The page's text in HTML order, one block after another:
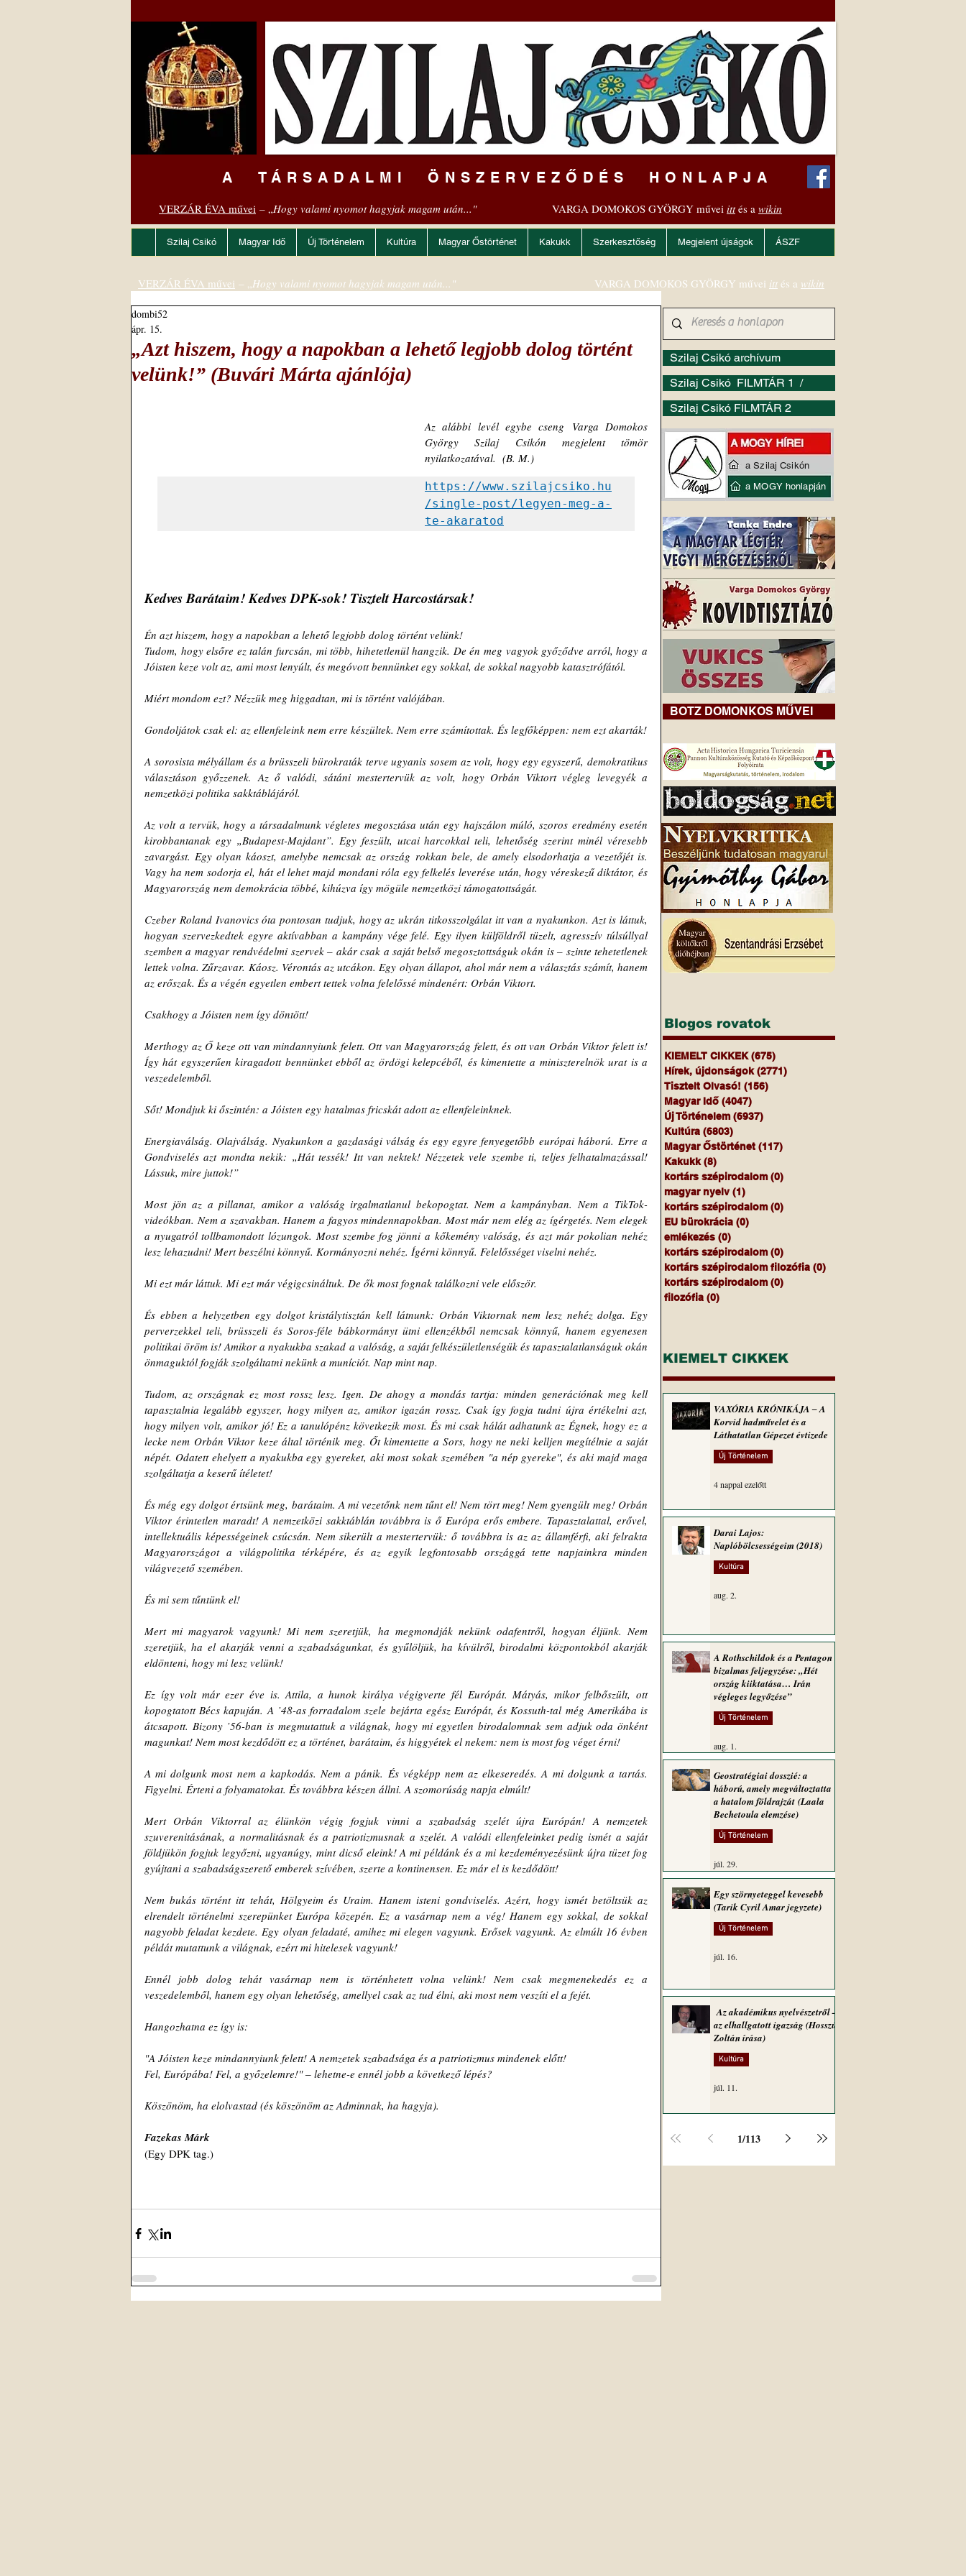
A TÁRSADALMI ÖNSZERVEZŐDÉS HONLAPJA
VERZÁR ÉVA művei – „Hogy valami nyomot hagyjak magam után..." VARGA DOMOKOS GYÖRGY művei ittés a wikin
Szilaj Csikó Magyar Idő Új Történelem Kultúra Magyar Őstörténet Kakukk Szerkesztőség Megjelent újságok ÁSZF
„Azt hiszem, hogy a napokban a lehető legjobb dolog történt
velünk!” (Buvári Márta ajánlója)
dombi52
ápr. 15.
Az alábbi levél egybe cseng Varga Domokos
György Szilaj Csikón megjelent tömör
nyilatkozatával.  (B. M.)
https://www.szilajcsiko.hu
/single-post/legyen-meg-a-
te-akaratod
Kedves Barátaim! Kedves DPK-sok! Tisztelt Harcostársak!
Én azt hiszem, hogy a napokban a lehető legjobb dolog történt velünk!
Tudom, hogy elsőre ez talán furcsán, mi több, hihetetlenül hangzik. De én meg vagyok győződve arról, hogy a
Jóisten keze volt az, ami most lenyúlt, és megóvott bennünket egy sokkal, de sokkal nagyobb katasztrófától.
Miért mondom ezt? Nézzük meg higgadtan, mi is történt valójában.
Gondoljátok csak el: az ellenfeleink nem erre készültek. Nem erre számítottak. És legfőképpen: nem ezt akarták!
A sorosista mélyállam és a brüsszeli bürokraták terve ugyanis sosem az volt, hogy egy egyszerű, demokratikus
választáson győzzenek. Az ő valódi, sátáni mestertervük az volt, hogy Orbán Viktort végleg levegyék a
nemzetközi politika sakktáblájáról.
Az volt a tervük, hogy a társadalmunk végletes megosztása után egy hajszálon múló, szoros eredmény esetén
kirobbantanak egy „Budapest-Majdant”. Egy feszült, utcai harcokkal teli, lehetőség szerint minél véresebb
zavargást. Egy olyan káoszt, amelybe nemcsak az ország rokkan bele, de amely elsodorhatja a vezetőjét is.
Vagy ha nem sodorja el, hát el lehet majd mondani róla egy felkelés leverése után, hogy véreskezű diktátor, és
Magyarország nem demokrácia többé, kihúzva így mögüle nemzetközi támogatottságát.
Czeber Roland Ivanovics óta pontosan tudjuk, hogy az ukrán titkosszolgálat itt van a nyakunkon. Azt is láttuk,
hogyan szervezkedtek egyre aktívabban a kampány vége felé. Egy ilyen külföldről tüzelt, agresszív túlsúllyal
szemben a magyar rendvédelmi szervek – akár csak a saját belső megosztottságuk okán is – szinte tehetetlenek
lettek volna. Zűrzavar. Káosz. Vérontás az utcákon. Egy olyan állapot, ahol már nem a választás számít, hanem
az erőszak. És a végén egyetlen embert tettek volna felelőssé mindenért: Orbán Viktort.
Csakhogy a Jóisten nem így döntött!
Merthogy az Ő keze ott van mindannyiunk felett. Ott van Magyarország felett, és ott van Orbán Viktor felett is!
Így hát egyszerűen kiragadott bennünket ebből az ördögi kelepcéből, és kimentette a miniszterelnök urat is a
veszedelemből.
Sőt! Mondjuk ki őszintén: a Jóisten egy hatalmas fricskát adott az ellenfeleinknek.
Energiaválság. Olajválság. Nyakunkon a gazdasági válság és egy egyre fenyegetőbb európai háború. Erre a
Gondviselés azt mondta nekik: „Hát tessék! Itt van nektek! Nézzetek vele szembe ti, teljes felhatalmazással!
Lássuk, mire juttok!”
Most jön az a pillanat, amikor a valóság irgalmatlanul bekopogtat. Nem a kampányban. Nem a TikTok-
videókban. Nem a szavakban. Hanem a fagyos mindennapokban. Most már nem elég az ígérgetés. Nem elegek
a nyugatról tollbamondott lózungok. Most szembe fog jönni a kőkemény valóság, és azt már pokolian nehéz
lesz lehazudni! Mert beszélni könnyű. Kormányozni nehéz. Ígérni könnyű. Felelősséget viselni nehéz.
Mi ezt már láttuk. Mi ezt már végigcsináltuk. De ők most fognak találkozni vele először.
És ebben a helyzetben egy dolgot kristálytisztán kell látnunk: Orbán Viktornak nem lesz nehéz dolga. Egy
perverzekkel teli, brüsszeli és Soros-féle bábkormányt ütni ellenzékből nemcsak könnyű, hanem egyenesen
politikai öröm is! Amikor a nyakukba szakad a valóság, a saját felkészületlenségük és tapasztalatlanságuk okán
önmaguktól fogják szolgáltatni nekünk a muníciót. Nap mint nap.
Tudom, az országnak ez most rossz lesz. Igen. De ahogy a mondás tartja: minden generációnak meg kell
tapasztalnia legalább egyszer, hogy milyen az, amikor igazán rossz. Csak így fogja tudni újra értékelni azt,
hogy milyen volt, amikor jó! Ez a tanulópénz következik most. És mi csak hálát adhatunk az Égnek, hogy ez a
lecke nem Orbán Viktor keze által történik meg. Őt kimentette a Sors, hogy ne neki kelljen megítélnie a saját
népét. Odatett ehelyett a nyakukba egy gyereket, aki most sokak szemében "a nép gyereke", és aki majd maga
szolgáltatja a keserű ítéletet!
És még egy dolgot értsünk meg, barátaim. A mi vezetőnk nem tűnt el! Nem tört meg! Nem gyengült meg! Orbán
Viktor érintetlen maradt! A nemzetközi sakktáblán továbbra is ő Európa erős embere. Tapasztalattal, erővel,
intellektuális képességeinek csúcsán. Nem sikerült a mestertervük: ő továbbra is az az államférfi, aki felrakta
Magyarországot a világpolitika térképére, és az egyik legfontosabb országgá tette napjainkra minden
világvezető szemében.
És mi sem tűntünk el!
Mert mi magyarok vagyunk! Mi nem szeretjük, ha megmondják nekünk odafentről, hogyan éljünk. Nem
szeretjük, ha el akarják venni a szabadságunkat, és gyűlöljük, ha kívülről, birodalmi központokból akarják
eldönteni, hogy mi lesz velünk!
Ez így volt már ezer éve is. Attila, a hunok királya végigverte fél Európát. Mátyás, mikor felbőszült, ott
kopogtatott Bécs kapuján. A ’48-as forradalom szele bejárta egész Európát, és Kossuth-tal még Amerikába is
átcsapott. Bizony ’56-ban is megmutattuk a világnak, hogy mi egyetlen birodalomnak sem adjuk oda önként
magunkat! Nem most kezdődött ez a történet, barátaim, és higgyétek el nekem: nem is most fog véget érni!
A mi dolgunk most nem a kapkodás. Nem a pánik. És végképp nem az elkeseredés. A mi dolgunk a tartás.
Figyelni. Érteni a folyamatokat. És továbbra készen állni. A szomorúság napja elmúlt!
Mert Orbán Viktorral az élünkön végig fogjuk vinni a szabadság szelét újra Európán! A nemzetek
szuverenitásának, a normalitásnak és a patriotizmusnak a szelét. A valódi ellenfeleinket pedig ismét a saját
földjükön fogjuk legyőzni, ugyanúgy, mint dicső eleink! A mi példánk és a mi kezdeményezésünk újra tüzet fog
gyújtani a szabadságszerető emberek szívében, szerte a kontinensen. Ez már el is kezdődött!
Nem bukás történt itt tehát, Hölgyeim és Uraim. Hanem isteni gondviselés. Azért, hogy ismét betöltsük az
elrendelt történelmi szerepünket Európa közepén. Ez a vasárnap nem a vég! Hanem egy sokkal, de sokkal
nagyobb feladat kezdete. Egy olyan feladaté, amihez mi elegen vagyunk. Erősek vagyunk. Az elmúlt 16 évben
példát mutattunk a világnak, ezért mi hitelesek vagyunk!
Ennél jobb dolog tehát vasárnap nem is történhetett volna velünk! Nem csak megmenekedés ez a
veszedelemből, hanem egy olyan lehetőség, amellyel csak az tud élni, aki most nem veszíti el a fejét.
Hangozhatna ez így is:
"A Jóisten keze mindannyiunk felett! A nemzetek szabadsága és a patriotizmus mindenek előtt!
Fel, Európába! Fel, a győzelemre!" ‒ lehetne-e ennél jobb a következő lépés?
Köszönöm, ha elolvastad (és köszönöm az Adminnak, ha hagyja).
Fazekas Márk
(Egy DPK tag.)
Szilaj Csikó archívum
Szilaj Csikó FILMTÁR 1 /
Szilaj Csikó FILMTÁR 2
VERZÁR ÉVA művei – „Hogy valami nyomot hagyjak magam után..." VARGA DOMOKOS GYÖRGY művei itt és a wikin
BOTZ DOMONKOS MŰVEI
Blogos rovatok
KIEMELT CIKKEK (675)
Hírek, újdonságok (2771)
Tisztelt Olvasó! (156)
Magyar Idő (4047)
Új Történelem (6937)
Kultúra (6803)
Magyar Őstörténet (117)
Kakukk (8)
kortárs szépirodalom (0)
magyar nyelv (1)
kortárs szépirodalom (0)
EU bürokrácia (0)
emlékezés (0)
kortárs szépirodalom (0)
kortárs szépirodalom filozófia (0)
kortárs szépirodalom (0)
filozófia (0)
KIEMELT CIKKEK
VAXÓRIA KRÓNIKÁJA ‒ A
Korvid hadművelet és a
Láthatatlan Gépezet évtizede
Új Történelem
4 nappal ezelőtt
Darai Lajos:
Naplóbölcsességeim (2018)
Kultúra
aug. 2.
A Rothschildok és a Pentagon
bizalmas feljegyzése: „Hét
ország kiiktatása… Irán
végleges legyőzése”
Új Történelem
aug. 1.
Geostratégiai dosszié: a
háború, amely megváltoztatta
a hatalom földrajzát (Laala
Bechetoula elemzése)
Új Történelem
júl. 29.
Egy szörnyeteggel kevesebb
(Tarik Cyril Amar jegyzete)
Új Történelem
júl. 16.
Az akadémikus nyelvészetről –
az elhallgatott igazság (Hosszú
Zoltán írása)
Kultúra
júl. 11.
1/113
a Szilaj Csikón
a MOGY honlapján